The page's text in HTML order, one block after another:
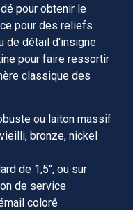
pour obtenir le
pour des reliefs
de détail d'insigne
pour faire ressortir
classique des
ou laiton massif
bronze, nickel
de 1,5″, ou sur
de service
coloré